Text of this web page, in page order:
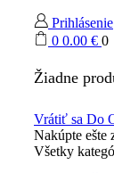
Prihlásenie
0 0.00 € 0
Žiadne
Vrátiť sa Do
Nakúpte ešte
Všetky